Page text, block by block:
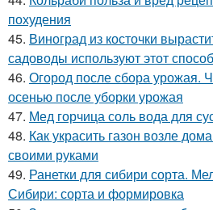
похудения
45. Виноград из косточки
садоводы используют этот способ
46. Огород после сбора урожая.
осенью после уборки урожая
47. Мед горчица соль вода для
48. Как украсить газон возле
своими руками
49. Ранетки для сибири сорта.
Сибири: сорта и формировка